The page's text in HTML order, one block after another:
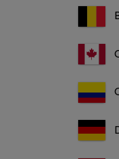
Nestes
Nos 2%
glândula tiróide.